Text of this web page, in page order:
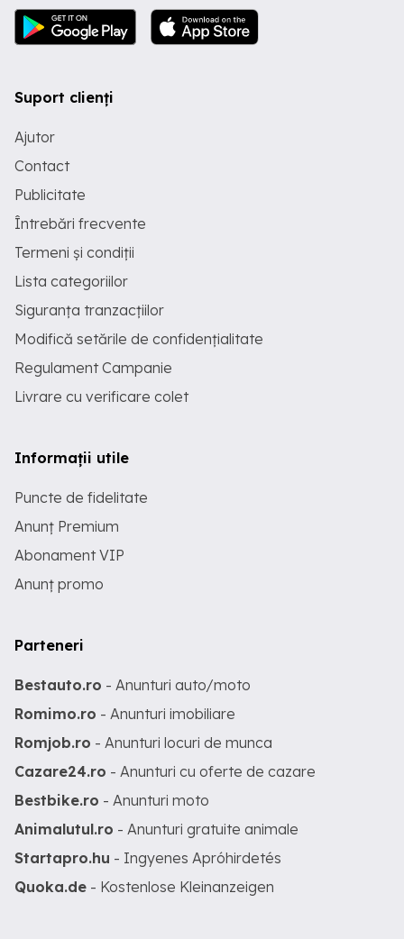
Suport clienți
Ajutor
Contact
Publicitate
Întrebări frecvente
Termeni și condiții
Lista categoriilor
Siguranța tranzacțiilor
Modifică setările de confidențialitate
Regulament Campanie
Livrare cu verificare colet
Informații utile
Puncte de fidelitate
Anunț Premium
Abonament VIP
Anunț promo
Parteneri
Bestauto.ro - Anunturi auto/moto
Romimo.ro - Anunturi imobiliare
Romjob.ro - Anunturi locuri de munca
Cazare24.ro - Anunturi cu oferte de cazare
Bestbike.ro - Anunturi moto
Animalutul.ro - Anunturi gratuite animale
Startapro.hu - Ingyenes Apróhirdetés
Quoka.de - Kostenlose Kleinanzeigen